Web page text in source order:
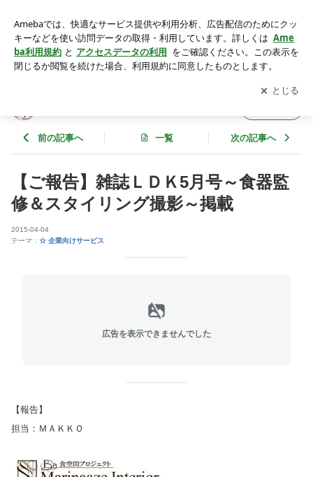
掲載 | 食空間プロジェクト（ＦＳＰJ）
アプリをダウンロードして ブログの更新通知
を受け取りまし
ょう。
開く
前の記事へ 一覧 次の記事へ
【ご報告】雑誌ＬＤＫ5月号～食器監
修＆スタイリング撮影～掲載
2015-04-04
テーマ： ☆ 企業向けサービス
広告を表示できませんでした
【報告】
担当：ＭＡＫＫＯ